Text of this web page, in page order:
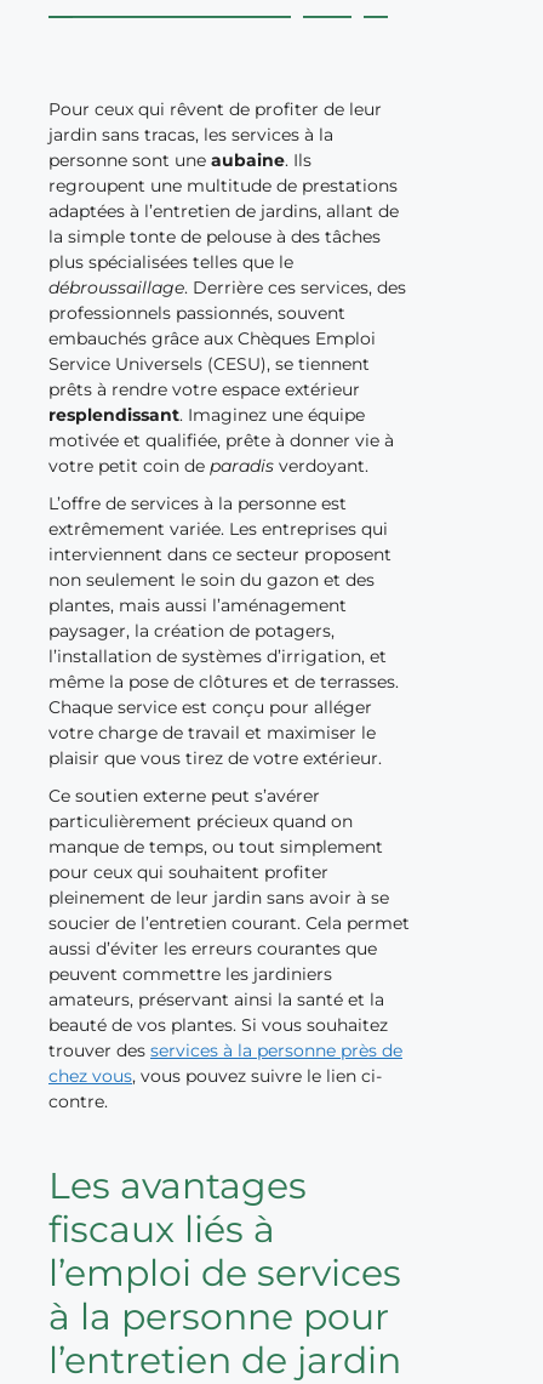
Pour ceux qui rêvent de profiter de leur
jardin sans tracas, les services à la
personne sont une aubaine. Ils
regroupent une multitude de prestations
adaptées à l’entretien de jardins, allant de
la simple tonte de pelouse à des tâches
plus spécialisées telles que le
débroussaillage. Derrière ces services, des
professionnels passionnés, souvent
embauchés grâce aux Chèques Emploi
Service Universels (CESU), se tiennent
prêts à rendre votre espace extérieur
resplendissant. Imaginez une équipe
motivée et qualifiée, prête à donner vie à
votre petit coin de paradis verdoyant.
L’offre de services à la personne est
extrêmement variée. Les entreprises qui
interviennent dans ce secteur proposent
non seulement le soin du gazon et des
plantes, mais aussi l’aménagement
paysager, la création de potagers,
l’installation de systèmes d’irrigation, et
même la pose de clôtures et de terrasses.
Chaque service est conçu pour alléger
votre charge de travail et maximiser le
plaisir que vous tirez de votre extérieur.
Ce soutien externe peut s’avérer
particulièrement précieux quand on
manque de temps, ou tout simplement
pour ceux qui souhaitent profiter
pleinement de leur jardin sans avoir à se
soucier de l’entretien courant. Cela permet
aussi d’éviter les erreurs courantes que
peuvent commettre les jardiniers
amateurs, préservant ainsi la santé et la
beauté de vos plantes. Si vous souhaitez
trouver des services à la personne près de
chez vous, vous pouvez suivre le lien ci-
contre.
Les avantages
fiscaux liés à
l’emploi de services
à la personne pour
l’entretien de jardin